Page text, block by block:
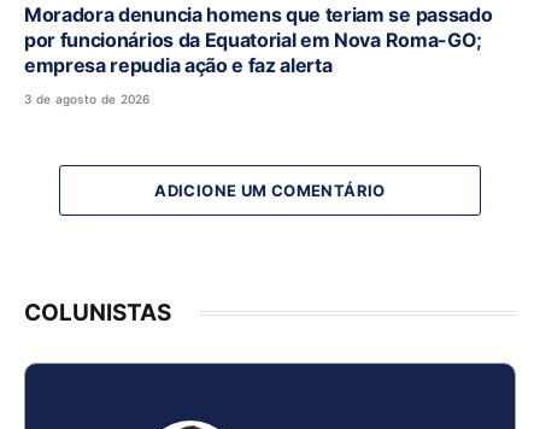
Moradora denuncia homens que teriam se passado
por funcionários da Equatorial em Nova Roma-GO;
empresa repudia ação e faz alerta
3 de agosto de 2026
ADICIONE UM COMENTÁRIO
COLUNISTAS